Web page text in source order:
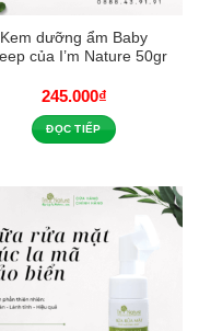
Kem dưỡng ẩm Baby
của I’m Nature 50gr
245.000₫
ĐỌC TIẾP